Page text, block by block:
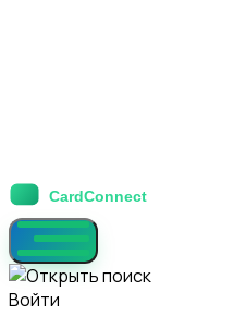
Войти